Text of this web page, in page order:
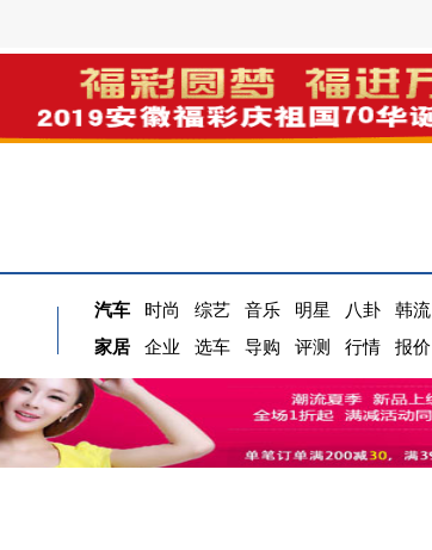
汽车 时尚 综艺 音乐 明星 八卦
韩流
家居
企业 选车 导购 评测 行情 报价